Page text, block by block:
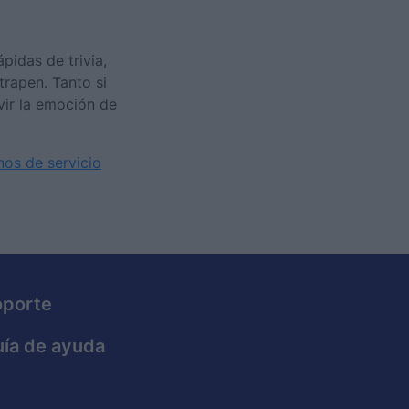
de trivia,
Tanto si
la emoción de
de servicio
de ayuda